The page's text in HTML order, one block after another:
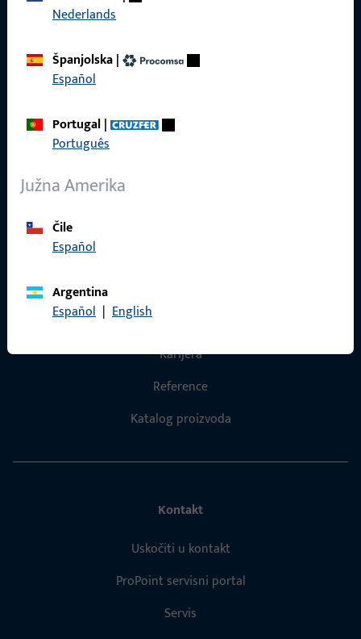
Nederlands
Španjolska|
Español
Portugal|
Português
Južna Amerika
Čile
Español
Argentina
Español | English
Općenito
Zaštita podataka
Karijera
Reference
Katalog proizvoda
Kontakt
Uskočiti u kontakt
ProPoint servisni portal
Servis